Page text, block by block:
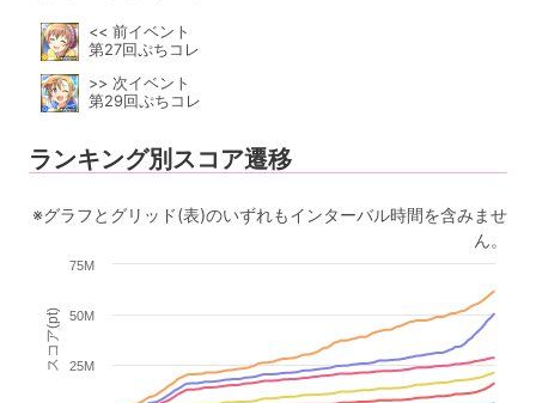
<< 前イベント
第27回ぷちコレ
>> 次イベント
第29回ぷちコレ
ランキング別スコア遷移
※グラフとグリッド(表)のいずれもインターバル時間を含みませ
ん。
スコア(pt) 25M
50M
75M